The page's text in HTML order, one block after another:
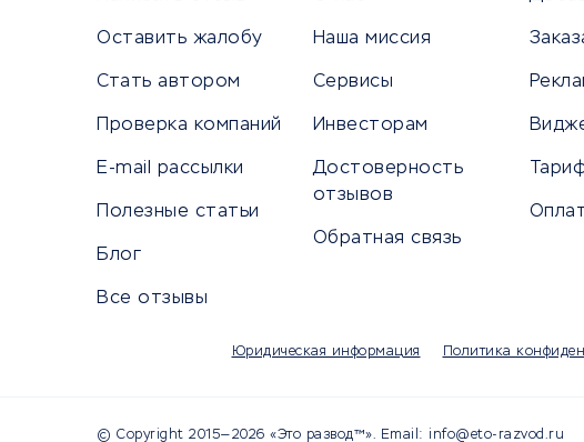
Кредитные карты
Дебетовые карты
Микрофинансовые организации
Платежные системы
Покупка билетов
Бронирование
Санатории
Авиакомпании
Оставить жалобу
Стать автором
Проверка компаний
E-mail рассылки
Полезные статьи
Блог
Все отзывы
Наша миссия
Сервисы
Инвесторам
Достоверность
отзывов
Обратная связь
Юридическая информация Политика
© Copyright 2015—2026 «Это развод™». Email: info@eto-razvod.ru